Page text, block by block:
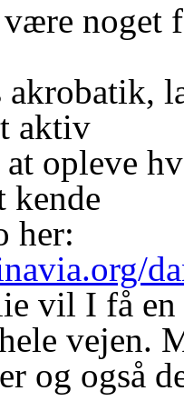
noget
aktiv
opleve
kende
her:
vil I få en
vejen.
og også